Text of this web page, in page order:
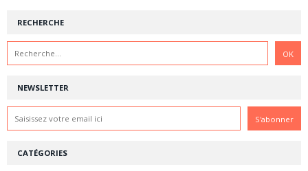
NEWSLETTER
RECHERCHE
CATÉGORIES